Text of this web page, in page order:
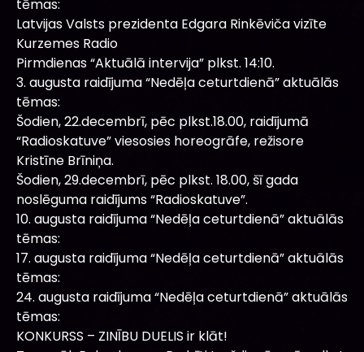
tēmas:
Latvijas Valsts prezidenta Edgara Rinkēviča vizīte
Kurzemes Radio
Pirmdienas “Aktuālā intervija” plkst. 14:10.
3. augusta raidījuma “Nedēļa ceturtdienā” aktuālās
tēmas:
Šodien, 22.decembrī, pēc plkst.18.00, raidījumā
“Radioskatuve” viesosies horeogrāfe, režisore
Kristīne Brīniņa.
Šodien, 29.decembrī, pēc plkst. 18.00, šī gada
noslēguma raidījums “Radioskatuve”.
10. augusta raidījuma “Nedēļa ceturtdienā” aktuālās
tēmas:
17. augusta raidījuma “Nedēļa ceturtdienā” aktuālās
tēmas:
24. augusta raidījuma “Nedēļa ceturtdienā” aktuālās
tēmas:
KONKURSS – ZINĪBU DUELIS ir klāt!